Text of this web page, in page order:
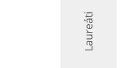
Laureáti